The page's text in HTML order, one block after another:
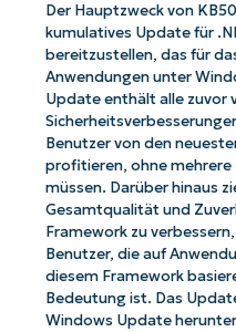
Der Hauptzweck von
kumulatives Update für
bereitzustellen, das für
Anwendungen unter
Update enthält alle zuvor
Benutzer von den
profitieren, ohne mehrere
müssen. Darüber hinaus
Gesamtqualität und
Framework zu
Benutzer, die auf
diesem Framework
Bedeutung ist. Das
Windows Update